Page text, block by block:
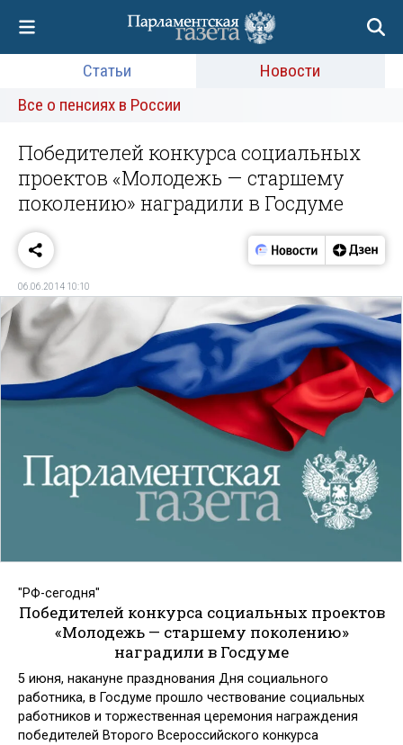
Статьи
Новости
Все о пенсиях в России
Победителей конкурса социальных
проектов «Молодежь — старшему
поколению» наградили в Госдуме
06.06.2014 10:10
"РФ-сегодня"
Победителей конкурса социальных проектов
«Молодежь — старшему поколению»
наградили в Госдуме
5 июня, накануне празднования Дня социального
работника, в Госдуме прошло чествование социальных
работников и торжественная церемония награждения
победителей Второго Всероссийского конкурса